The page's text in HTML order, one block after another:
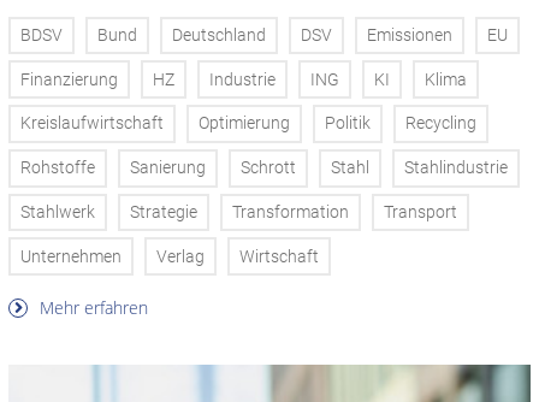
BDSV Bund Deutschland DSV Emissionen EU
Finanzierung HZ Industrie ING KI Klima
Kreislaufwirtschaft Optimierung Politik Recycling
Rohstoffe Sanierung Schrott Stahl Stahlindustrie
Stahlwerk Strategie Transformation Transport
Unternehmen Verlag Wirtschaft
Mehr erfahren